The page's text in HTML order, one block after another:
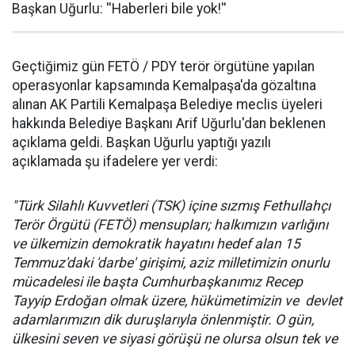
Başkan Uğurlu: ''Haberleri bile yok!''
Geçtiğimiz gün FETÖ / PDY terör örgütüne yapılan
operasyonlar kapsamında Kemalpaşa'da gözaltına
alınan AK Partili Kemalpaşa Belediye meclis üyeleri
hakkında Belediye Başkanı Arif Uğurlu'dan beklenen
açıklama geldi. Başkan Uğurlu yaptığı yazılı
açıklamada şu ifadelere yer verdi:
"Türk Silahlı Kuvvetleri (TSK) içine sızmış Fethullahçı
Terör Örgütü (FETÖ) mensupları; halkımızın varlığını
ve ülkemizin demokratik hayatını hedef alan 15
Temmuz'daki 'darbe' girişimi, aziz milletimizin onurlu
mücadelesi ile başta Cumhurbaşkanımız Recep
Tayyip Erdoğan olmak üzere, hükümetimizin ve devlet
adamlarımızın dik duruşlarıyla önlenmiştir. O gün,
ülkesini seven ve siyasi görüşü ne olursa olsun tek ve